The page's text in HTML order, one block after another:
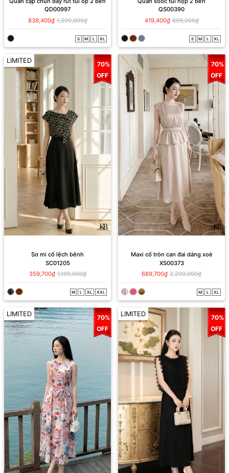
QD00997
839,400₫ 1,399,000₫
S M L XL
QS00390
419,400₫ 699,000₫
S M L XL
LIMITED
70%
OFF
Sơ mi cổ lệch bênh
SC01205
359,700₫ 1,199,000₫
M L XL XXL
70%
OFF
Maxi cổ tròn can đai dáng xoè
XS00373
689,700₫ 2,299,000₫
M L XL
LIMITED
70%
OFF
LIMITED
70%
OFF